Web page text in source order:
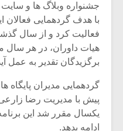
جشنواره وبلاگ ها و
با هدف گردهمایی فعالان
فعالیت کرد و از سال
هیات داوران، در هر سال
برگزیدگان تقدیر به عمل
گردهمایی مدیران
پیش با مدیریت رضا
یکسال مقرر شد این
ادامه بدهد.